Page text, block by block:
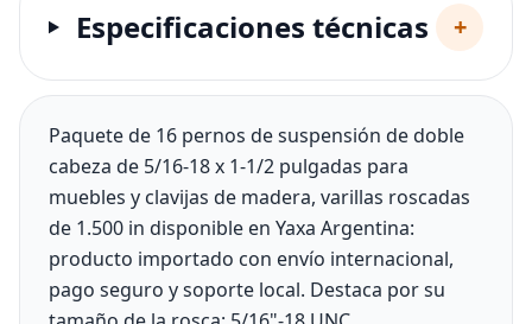
Especificaciones técnicas +
Paquete de 16 pernos de suspensión de doble
cabeza de 5/16-18 x 1-1/2 pulgadas para
muebles y clavijas de madera, varillas roscadas
de 1.500 in disponible en Yaxa Argentina:
producto importado con envío internacional,
pago seguro y soporte local. Destaca por su